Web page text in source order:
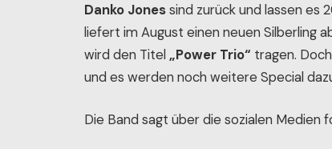
Danko Jonessind zurück und lassen es
liefert im August einen neuen Silberling
wird den Titel „Power Trio“ tragen.
und es werden noch weitere Special
Die Band sagt über die sozialen Medien